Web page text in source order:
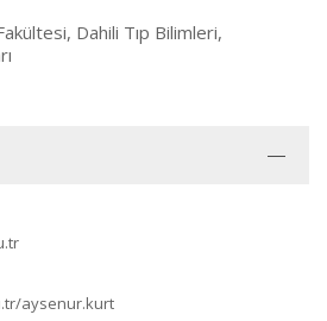
Dahili Tıp Bilimleri,
aysenur.kurt